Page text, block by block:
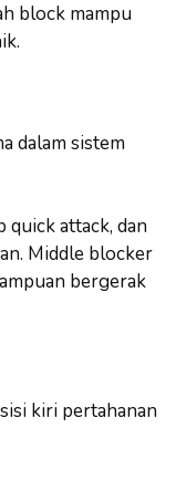
block mampu
dalam sistem
quick attack, dan
Middle blocker
bergerak
kiri pertahanan